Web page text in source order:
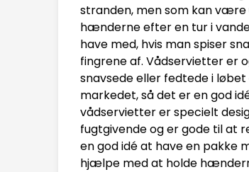
stranden, men som kan være
hænderne efter en tur i
have med, hvis man spiser
fingrene af. Vådservietter er
snavsede eller fedtede i
markedet, så det er en god
vådservietter er specielt
fugtgivende og er gode til at
en god idé at have en pakke
hjælpe med at holde